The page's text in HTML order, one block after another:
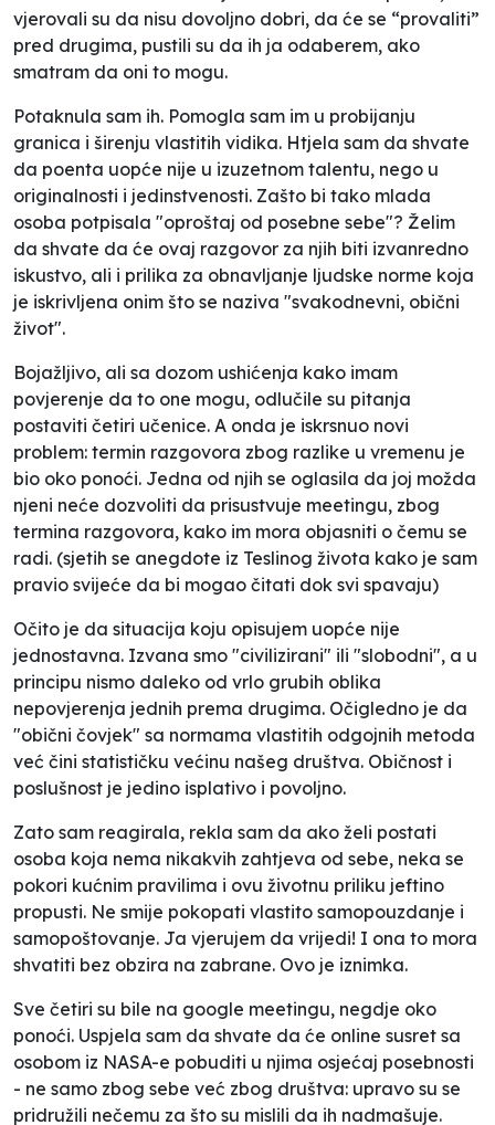
vjerovali su da nisu dovoljno dobri, da će se “provaliti”
pred drugima, pustili su da ih ja odaberem, ako
smatram da oni to mogu.
Potaknula sam ih. Pomogla sam im u probijanju
granica i širenju vlastitih vidika. Htjela sam da shvate
da poenta uopće nije u izuzetnom talentu, nego u
originalnosti i jedinstvenosti. Zašto bi tako mlada
osoba potpisala "oproštaj od posebne sebe"? Želim
da shvate da će ovaj razgovor za njih biti izvanredno
iskustvo, ali i prilika za obnavljanje ljudske norme koja
je iskrivljena onim što se naziva "svakodnevni, obični
život".
Bojažljivo, ali sa dozom ushićenja kako imam
povjerenje da to one mogu, odlučile su pitanja
postaviti četiri učenice. A onda je iskrsnuo novi
problem: termin razgovora zbog razlike u vremenu je
bio oko ponoći. Jedna od njih se oglasila da joj možda
njeni neće dozvoliti da prisustvuje meetingu, zbog
termina razgovora, kako im mora objasniti o čemu se
radi. (sjetih se anegdote iz Teslinog života kako je sam
pravio svijeće da bi mogao čitati dok svi spavaju)
Očito je da situacija koju opisujem uopće nije
jednostavna. Izvana smo "civilizirani" ili "slobodni", a u
principu nismo daleko od vrlo grubih oblika
nepovjerenja jednih prema drugima. Očigledno je da
"obični čovjek" sa normama vlastitih odgojnih metoda
već čini statističku većinu našeg društva. Običnost i
poslušnost je jedino isplativo i povoljno.
Zato sam reagirala, rekla sam da ako želi postati
osoba koja nema nikakvih zahtjeva od sebe, neka se
pokori kućnim pravilima i ovu životnu priliku jeftino
propusti. Ne smije pokopati vlastito samopouzdanje i
samopoštovanje. Ja vjerujem da vrijedi! I ona to mora
shvatiti bez obzira na zabrane. Ovo je iznimka.
Sve četiri su bile na google meetingu, negdje oko
ponoći. Uspjela sam da shvate da će online susret sa
osobom iz NASA-e pobuditi u njima osjećaj posebnosti
- ne samo zbog sebe već zbog društva: upravo su se
pridružili nečemu za što su mislili da ih nadmašuje.